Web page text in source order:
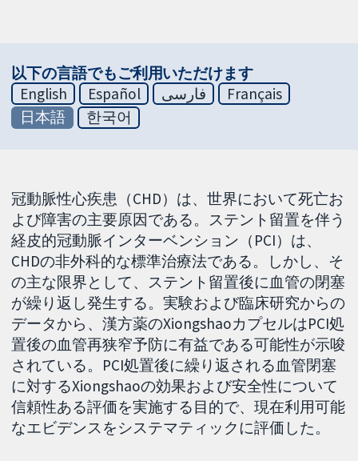
以下の言語でもご利用いただけます
English
Español فارسی
Français
日本語
한국어
冠動脈性心疾患（CHD）は、世界において死亡お
よび障害の主要原因である。ステント留置を伴う
経皮的冠動脈インターベンション（PCI）は、
CHDの非外科的な標準治療法である。しかし、そ
の主な限界として、ステント留置後に血管の閉塞
が繰り返し発生する。実験および臨床研究からの
データから、漢方薬のXiongshaoカプセルはPCI処
置後の血管再狭窄予防に有益である可能性が示唆
されている。PCI処置後に繰り返される血管閉塞
に対するXiongshaoの効果および安全性について
信頼性ある評価を実施する目的で、現在利用可能
なエビデンスをシステマティックに評価した。